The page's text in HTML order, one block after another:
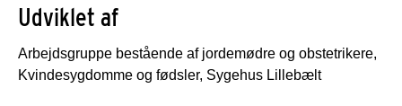
Udviklet af
Arbejdsgruppe bestående af jordemødre og obstetrikere,
Kvindesygdomme og fødsler, Sygehus Lillebælt